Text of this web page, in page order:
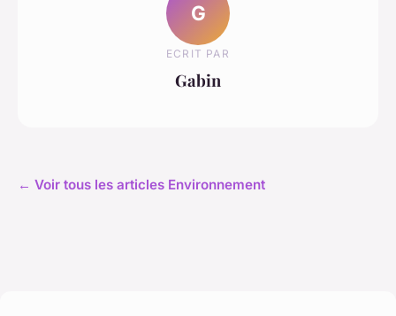
G
ECRIT PAR
Gabin
← Voir tous les articles Environnement